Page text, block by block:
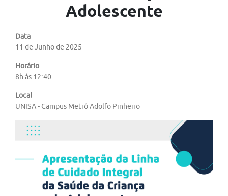
Adolescente
Data
11 de Junho de 2025
Horário
8h às 12:40
Local
UNISA - Campus Metrô Adolfo Pinheiro